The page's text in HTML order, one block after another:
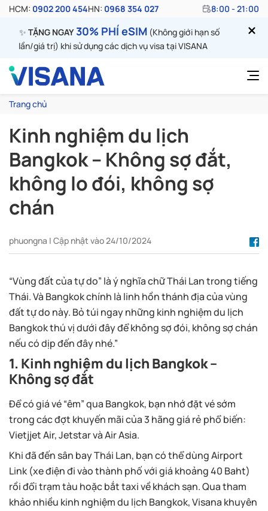
HCM: 0902 200 454HN: 0968 354 027 8:00 - 21:00
✨ TẶNG NGAY30% PHÍ eSIM (Không giới hạn số
lần/giá trị) khi sử dụng các dịch vụ visa tại VISANA
Trang chủ
Kinh nghiệm du lịch
Bangkok – Không sợ đắt,
không lo đói, không sợ
chán
phuongna | Cập nhật vào 24/10/2024
“Vùng đất của tự do” là ý nghĩa chữ Thái Lan trong tiếng
Thái. Và Bangkok chính là linh hồn thánh địa của vùng
đất tự do này. Bỏ túi ngay những kinh nghiệm du lịch
Bangkok thú vị dưới đây để không sợ đói, không sợ chán
nếu có dịp đến đây nhé.”
1. Kinh nghiệm du lịch Bangkok –
Không sợ đắt
Để có giá vé “êm” qua Bangkok, bạn nhớ đặt vé sớm
trong các đợt khuyến mãi của 3 hãng giá rẻ phổ biến:
Vietjjet Air, Jetstar và Air Asia.
Khi đã đến sân bay Thái Lan, bạn có thể dùng Airport
Link (xe điện đi vào thành phố với giá khoảng 40 Baht)
rồi đổi trạm tàu hoặc bắt taxi về khách sạn. Qua tham
khảo nhiều kinh nghiệm du lịch Bangkok, Visana khuyên